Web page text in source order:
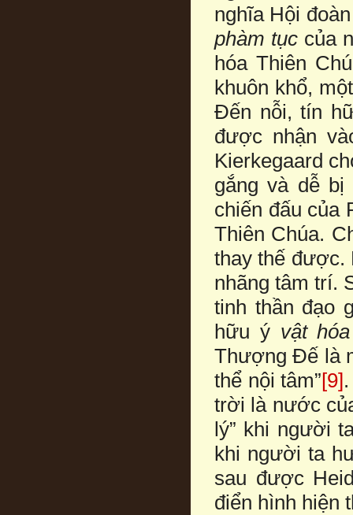
nghĩa Hội
phàm tục của
hóa Thiên
khuôn khổ,
Đến nỗi, tín
được nhận
Kierkegaard
gắng và dễ
chiến đấu của
Thiên Chúa.
thay thế được.
nhãng tâm trí.
tinh thần đạo
hữu ý vật hóa
Thượng Đế là
thể nội tâm”[9]
trời là nước
lý” khi người
khi người ta
sau được
điển hình hiện